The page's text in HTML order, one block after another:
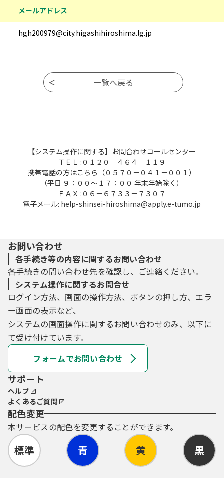
メールアドレス
hgh200979@city.higashihiroshima.lg.jp
【システム操作に関する】お問合わせコールセンター
ＴＥＬ :０１２０－４６４－１１９
携帯電話の方はこちら（０５７０－０４１－００１）
（平日 ９：００～１７：００ 年末年始除く）
ＦＡＸ :０６－６７３３－７３０７
電子メール: help-shinsei-hiroshima@apply.e-tumo.jp
お問い合わせ
各手続き等の内容に関するお問い合わせ
各手続きの問い合わせ先を確認し、ご連絡ください。
システム操作に関するお問合せ
ログイン方法、画面の操作方法、ボタンの押し方、エラ
ー画面の表示など、
システムの画面操作に関するお問い合わせのみ、以下に
て受け付けています。
フォームでお問い合わせ
サポート
ヘルプ
よくあるご質問
配色変更
本サービスの配色を変更することができます。
標準 青 黄 黒